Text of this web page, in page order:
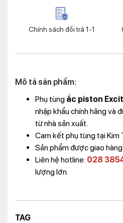
Chính sách đổi trả 1-1
Mô tả sản phẩm:
Phụ tùng ắc piston
nhập khẩu chính hãng và
từ nhà sản xuất.
Cam kết phụ tùng tại Kim
Sản phẩm được giao
Liên hệ hotline: 028
lượng lớn.
TAG